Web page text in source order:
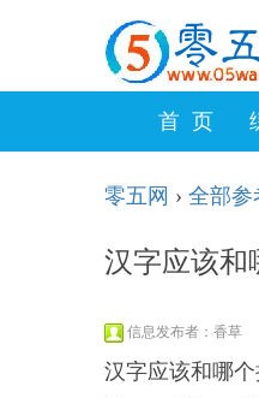
首 页
零五网 › 全部参
汉字应该和
信息发布者：香草
汉字应该和哪个